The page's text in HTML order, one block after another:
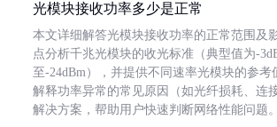
光模块接收功率多少是正常
本文详细解答光模块接收功率的正常范围及
点分析千兆光模块的收光标准（典型值为-
至-24dBm），并提供不同速率光模块的参考
解释功率异常的常见原因（如光纤损耗、连
解决方案，帮助用户快速判断网络性能问题。